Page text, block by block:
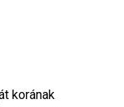
korának